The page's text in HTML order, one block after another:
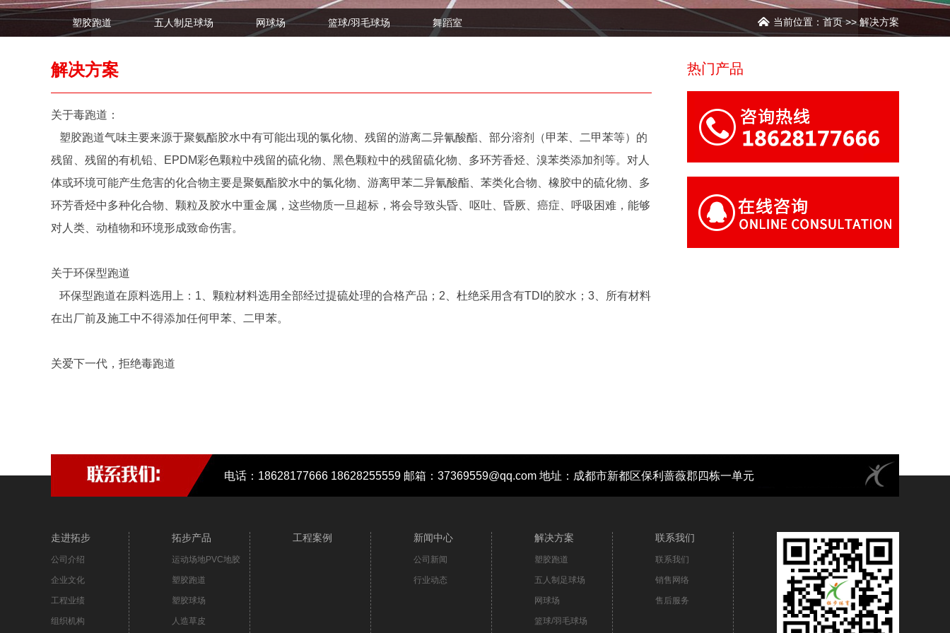
当前位置： 首页>>解决方案
塑胶跑道 五人制足球场 网球场 篮球/羽毛球场 舞蹈室
解决方案
关于毒跑道：
塑胶跑道气味主要来源于聚氨酯胶水中有可能出现的氯化物、残留的游离二异氰酸酯、部分溶剂（甲苯、二甲苯等）的
残留、残留的有机铅、EPDM彩色颗粒中残留的硫化物、黑色颗粒中的残留硫化物、多环芳香烃、溴苯类添加剂等。对人
体或环境可能产生危害的化合物主要是聚氨酯胶水中的氯化物、游离甲苯二异氰酸酯、苯类化合物、橡胶中的硫化物、多
环芳香烃中多种化合物、颗粒及胶水中重金属，这些物质一旦超标，将会导致头昏、呕吐、昏厥、癌症、呼吸困难，能够
对人类、动植物和环境形成致命伤害。
关于环保型跑道
环保型跑道在原料选用上：1、颗粒材料选用全部经过提硫处理的合格产品；2、杜绝采用含有TDI的胶水；3、所有材料
在出厂前及施工中不得添加任何甲苯、二甲苯。
关爱下一代，拒绝毒跑道
热门产品
电话：18628177666 18628255559 邮箱：37369559@qq.com 地址：成都市新都区保利蔷薇郡四栋一单元
走进拓步
公司介绍
企业文化
工程业绩
组织机构
拓步产品
运动场地PVC地胶
塑胶跑道
塑胶球场
人造草皮
工程案例 新闻中心
公司新闻
行业动态
解决方案
塑胶跑道
五人制足球场
网球场
篮球/羽毛球场
联系我们
联系我们
销售网络
售后服务